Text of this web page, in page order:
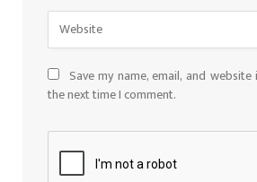
Save my name, email, and
the next time I comment.